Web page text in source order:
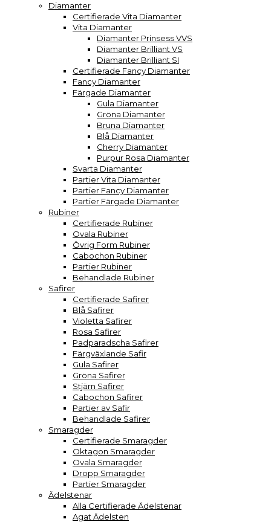
Diamanter
Certifierade Vita Diamanter
Vita Diamanter
Diamanter Prinsess VVS
Diamanter Brilliant VS
Diamanter Brilliant SI
Certifierade Fancy Diamanter
Fancy Diamanter
Färgade Diamanter
Gula Diamanter
Gröna Diamanter
Bruna Diamanter
Blå Diamanter
Cherry Diamanter
Purpur Rosa Diamanter
Svarta Diamanter
Partier Vita Diamanter
Partier Fancy Diamanter
Partier Färgade Diamanter
Rubiner
Certifierade Rubiner
Ovala Rubiner
Övrig Form Rubiner
Cabochon Rubiner
Partier Rubiner
Behandlade Rubiner
Safirer
Certifierade Safirer
Blå Safirer
Violetta Safirer
Rosa Safirer
Padparadscha Safirer
Färgväxlande Safir
Gula Safirer
Gröna Safirer
Stjärn Safirer
Cabochon Safirer
Partier av Safir
Behandlade Safirer
Smaragder
Certifierade Smaragder
Oktagon Smaragder
Ovala Smaragder
Dropp Smaragder
Partier Smaragder
Ädelstenar
Alla Certifierade Ädelstenar
Agat Ädelsten